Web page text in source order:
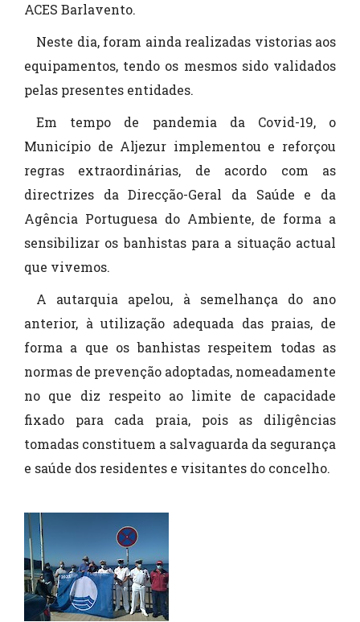
ACES Barlavento.
Neste dia, foram ainda realizadas vistorias aos
equipamentos, tendo os mesmos sido validados
pelas presentes entidades.
Em tempo de pandemia da Covid-19, o
Município de Aljezur implementou e reforçou
regras extraordinárias, de acordo com as
directrizes da Direcção-Geral da Saúde e da
Agência Portuguesa do Ambiente, de forma a
sensibilizar os banhistas para a situação actual
que vivemos.
A autarquia apelou, à semelhança do ano
anterior, à utilização adequada das praias, de
forma a que os banhistas respeitem todas as
normas de prevenção adoptadas, nomeadamente
no que diz respeito ao limite de capacidade
fixado para cada praia, pois as diligências
tomadas constituem a salvaguarda da segurança
e saúde dos residentes e visitantes do concelho.